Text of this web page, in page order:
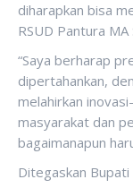
diharapkan bisa
RSUD Pantura
“Saya berharap
dipertahankan,
melahirkan
masyarakat dan
bagaimanapun
Ditegaskan Bupati